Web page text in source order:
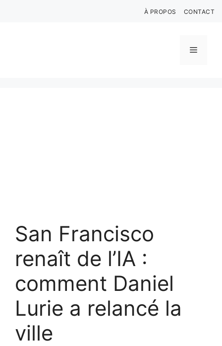
À PROPOS CONTACT
Menu
San Francisco
renaît de l’IA :
comment Daniel
Lurie a relancé la
ville